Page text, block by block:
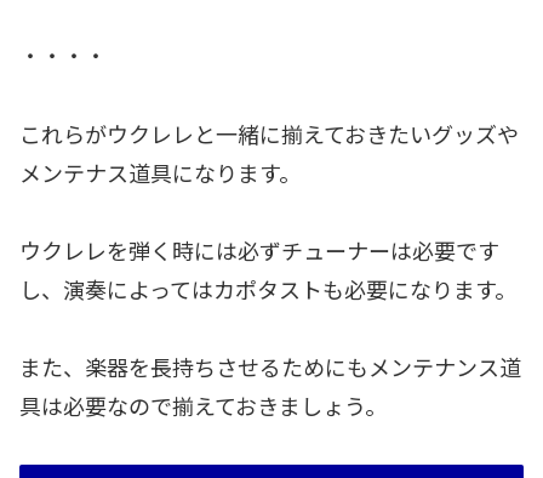
・・・・
これらがウクレレと一緒に揃えておきたいグッズや
メンテナス道具になります。
ウクレレを弾く時には必ずチューナーは必要です
し、演奏によってはカポタストも必要になります。
また、楽器を長持ちさせるためにもメンテナンス道
具は必要なので揃えておきましょう。